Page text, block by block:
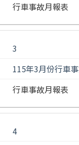
行車事故月報表
3
115年3月份行車
行車事故月報表
4